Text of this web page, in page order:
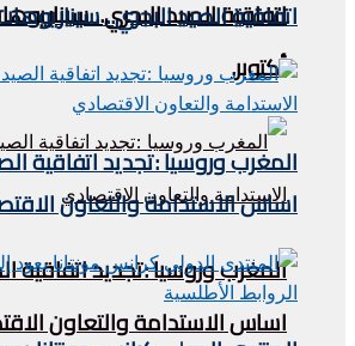
أكتوبر.
المغرب وروسيا :تجديد اتفاقية
اساس الاستدامة والتعاون
اتفاقية الصيد البحري.. سيناريوهات ما
المغرب وروسيا :تجديد اتفاقية
اساس الاستدامة والتعاون